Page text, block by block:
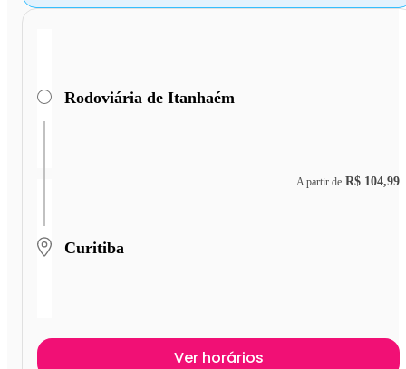
Rodoviária de Itanhaém
Curitiba
A partir de R$ 104,99
Ver horários